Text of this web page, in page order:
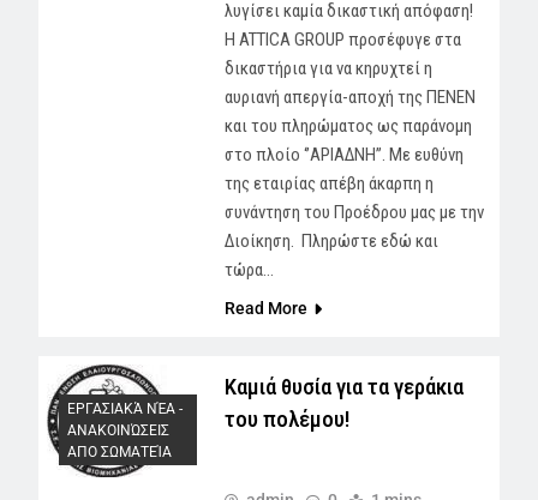
λυγίσει καμία δικαστική απόφαση!
Η ATTICA GROUP προσέφυγε στα
δικαστήρια για να κηρυχτεί η
αυριανή απεργία-αποχή της ΠΕΝΕΝ
και του πληρώματος ως παράνομη
στο πλοίο ‘’ΑΡΙΑΔΝΗ’’. Με ευθύνη
της εταιρίας απέβη άκαρπη η
συνάντηση του Προέδρου μας με την
Διοίκηση. Πληρώστε εδώ και
τώρα…
Read More
ΕΡΓΑΣΙΑΚΆ ΝΈΑ -
AΝΑΚΟΙΝΏΣΕΙΣ
ΑΠΟ ΣΩΜΑΤΕΊΑ
Καμιά θυσία για τα γεράκια
του πολέμου!